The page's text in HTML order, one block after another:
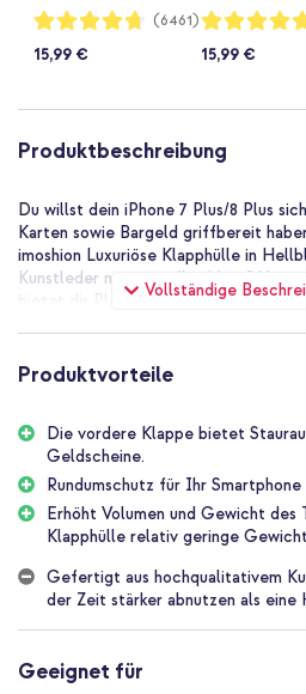
Plus - Dunkelblau
Bewertung:
94%
(6461)
15,99 €
Plus - Schwarz
Bewertung:
94%
15,99 €
Produktbeschreibung
Vollständige
Du willst dein iPhone 7 Plus/8 Plus
Karten sowie Bargeld griffbereit
imoshion Luxuriöse Klapphülle in
Kunstleder mit einer flexiblen
bietet dir Platz für 3 Karten plus ein
die Kundinnen loben.
Klapphülle:
Vordere Klappe mit Platz für 3
Geldscheine, so hast du alles
kannst dein Gerät sicher in der
Magnetverschluss hält die
Produktvorteile
Die vordere Klappe bietet
Geldscheine.
Rundumschutz für Ihr
Erhöht Volumen und Gewicht
Klapphülle relativ geringe
Gefertigt aus hochqualitativem
der Zeit stärker abnutzen als eine
Geeignet für